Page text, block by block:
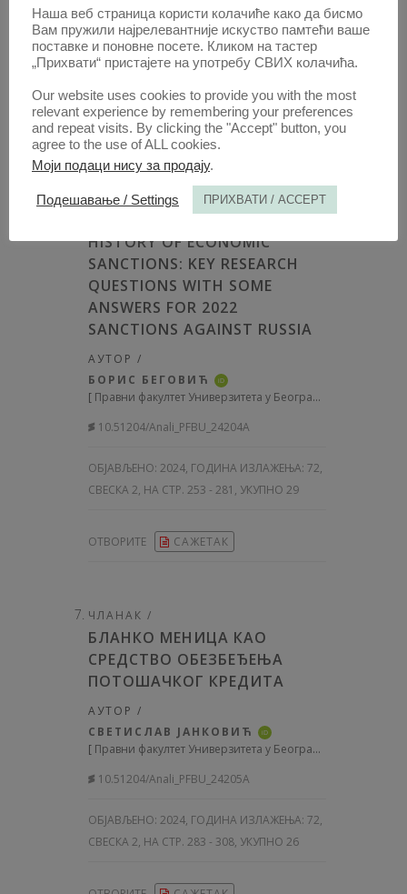
10.51204/Anali_PFBU_24203A
ОБЈАВЉЕНО:2024, ГОДИНА ИЗЛАЖЕЊА: 72,
СВЕСКА 2, НА СТР. 223 - 250, УКУПНО 28
ОТВОРИТЕ САЖЕТАК
HISTORY OF ECONOMIC
SANCTIONS: KEY RESEARCH
QUESTIONS WITH SOME
ANSWERS FOR 2022
SANCTIONS AGAINST RUSSIA
АУТОР /
БОРИС БЕГОВИЋ
iD
[ Правни факултет Универзитета у Београду, Србија
10.51204/Anali_PFBU_24204A
ОБЈАВЉЕНО: 2024, ГОДИНА ИЗЛАЖЕЊА: 72,
СВЕСКА 2, НА СТР. 253 - 281, УКУПНО 29
ОТВОРИТЕ САЖЕТАК
ЧЛАНАК /
БЛАНКО МЕНИЦA КАО
СРЕДСТВO ОБЕЗБЕЂЕЊА
ПОТОШАЧКОГ КРЕДИТА
АУТОР /
СВЕТИСЛАВ ЈАНКОВИЋ
iD
[ Правни факултет Универзитета у Београду, Србија
10.51204/Anali_PFBU_24205A
ОБЈАВЉЕНО: 2024, ГОДИНА ИЗЛАЖЕЊА: 72,
СВЕСКА 2, НА СТР. 283 - 308, УКУПНО 26
Наша веб страница користи колачиће како да бисмо
Вам пружили најрелевантније искуство памтећи ваше
поставке и поновне посете. Кликом на тастер
„Прихвати“ пристајете на употребу СВИХ колачића.
Our website uses cookies to provide you with the most
relevant experience by remembering your preferences
and repeat visits. By clicking the "Accept" button, you
agree to the use of ALL cookies.
Моји подаци нису за продају.
Подешавање / Settings ПРИХВАТИ / ACCEPT